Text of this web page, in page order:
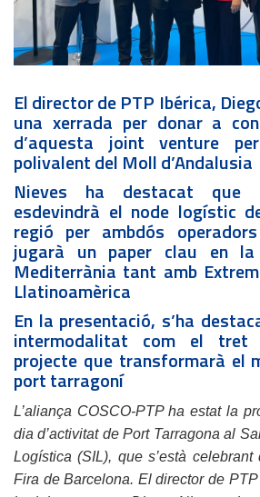
El director de PTP Ibérica,
una xerrada per donar a
d’aquesta joint venture
polivalent del Moll d’Andalusia
Nieves ha destacat que
esdevindrà el node logístic
regió per ambdós
jugarà un paper clau en
Mediterrània tant amb
Llatinoamèrica
En la presentació, s’ha
intermodalitat com el tret
projecte que transformarà el
port tarragoní
L’aliança COSCO-PTP ha estat la
dia d’activitat de Port Tarragona al
Logística (SIL), que s’està
Fira de Barcelona. El director de